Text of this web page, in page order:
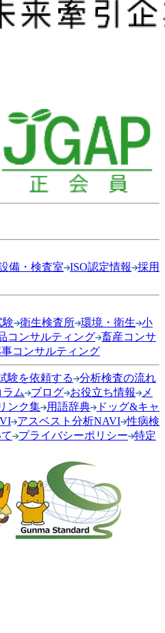
備・検査室 ISO認定情報
採用
験 衛生検査所 環境・衛生 小
コンサルティング 畜産コンサ
コンサルティング
験を依頼する
分析検査の流れ
ラム ブログ お役立ち情報
メ
ンク集 用語辞典
ドッグ&キャ
アスベスト分析NAVI 性病検
プライバシーポリシー 特定